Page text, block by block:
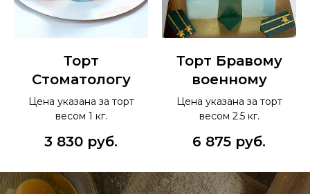
Торт
Стоматологу
Цена указана за торт
весом 1 кг.
3 830 руб.
Торт Бравому
военному
Цена указана за торт
весом 2.5 кг.
6 875 руб.